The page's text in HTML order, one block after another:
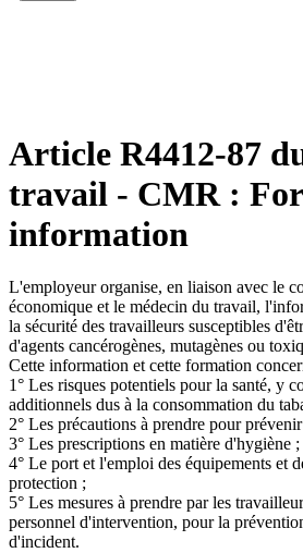
Article R4412-87
travail - CMR :
information
L'employeur organise, en liaison avec le
économique et le médecin du travail,
la sécurité des travailleurs susceptibles
d'agents cancérogènes, mutagènes ou
Cette information et cette formation
1° Les risques potentiels pour la santé, y
additionnels dus à la consommation du
2° Les précautions à prendre pour
3° Les prescriptions en matière d'hygiène ;
4° Le port et l'emploi des équipements et
protection ;
5° Les mesures à prendre par les
personnel d'intervention, pour la
d'incident.